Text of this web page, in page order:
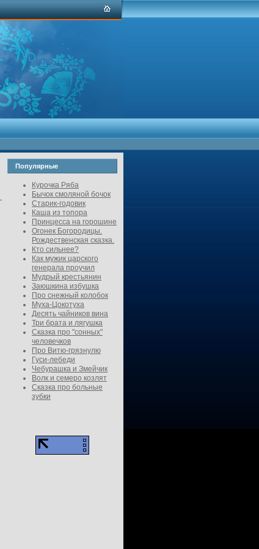
Популярные
Курочка Ряба
Бычок смоляной бочок
Старик-годовик
Каша из топора
Принцесса на горошине
Огонек Богородицы.
Рождественская сказка.
Кто сильнее?
Как мужик царского
генерала проучил
Мудрый крестьянин
Заюшкина избушка
Про снежный колобок
Муха-Цокотуха
Десять чайников вина
Три брата и лягушка
Сказка про "сонных"
человечков
Про Витю-грязнулю
Гуси-лебеди
Чебурашка и Змейчик
Волк и семеро козлят
Сказка про больные
зубки